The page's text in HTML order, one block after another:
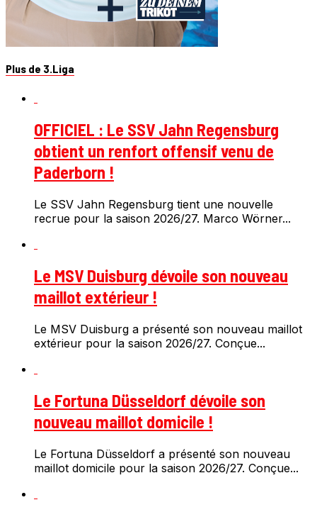
Plus de 3.Liga
OFFICIEL : Le SSV Jahn Regensburg
obtient un renfort offensif venu de
Paderborn !
Le SSV Jahn Regensburg tient une nouvelle
recrue pour la saison 2026/27. Marco Wörner...
Le MSV Duisburg dévoile son nouveau
maillot extérieur !
Le MSV Duisburg a présenté son nouveau maillot
extérieur pour la saison 2026/27. Conçue...
Le Fortuna Düsseldorf dévoile son
nouveau maillot domicile !
Le Fortuna Düsseldorf a présenté son nouveau
maillot domicile pour la saison 2026/27. Conçue...